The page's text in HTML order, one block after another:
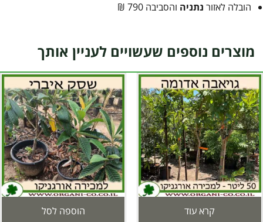
הובלה לאזור נתניה והסביבה 790 ₪
מוצרים נוספים שעשויים לעניין אותך
קרא עוד
הוספה לסל